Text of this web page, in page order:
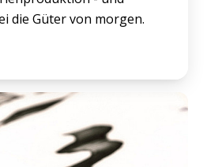
die Güter von morgen.